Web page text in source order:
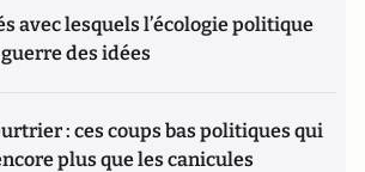
avec lesquels l’écologie politique
des idées
: ces coups bas politiques qui
plus que les canicules